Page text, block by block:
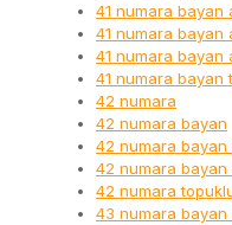
41 numara bayan
41 numara bayan
41 numara bayan
41 numara bayan
42 numara
42 numara bayan
42 numara bayan
42 numara bayan
42 numara
43 numara bayan